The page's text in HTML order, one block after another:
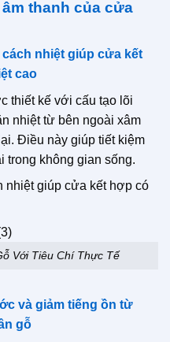
thanh của cửa
nhiệt giúp cửa kết
cao
thiết kế với cấu tạo lõi
nhiệt từ bên ngoài xâm
Điều này giúp tiết kiệm
trong không gian sống.
nhiệt giúp cửa kết hợp có
Với Tiêu Chí Thực Tế
và giảm tiếng ồn từ
gỗ